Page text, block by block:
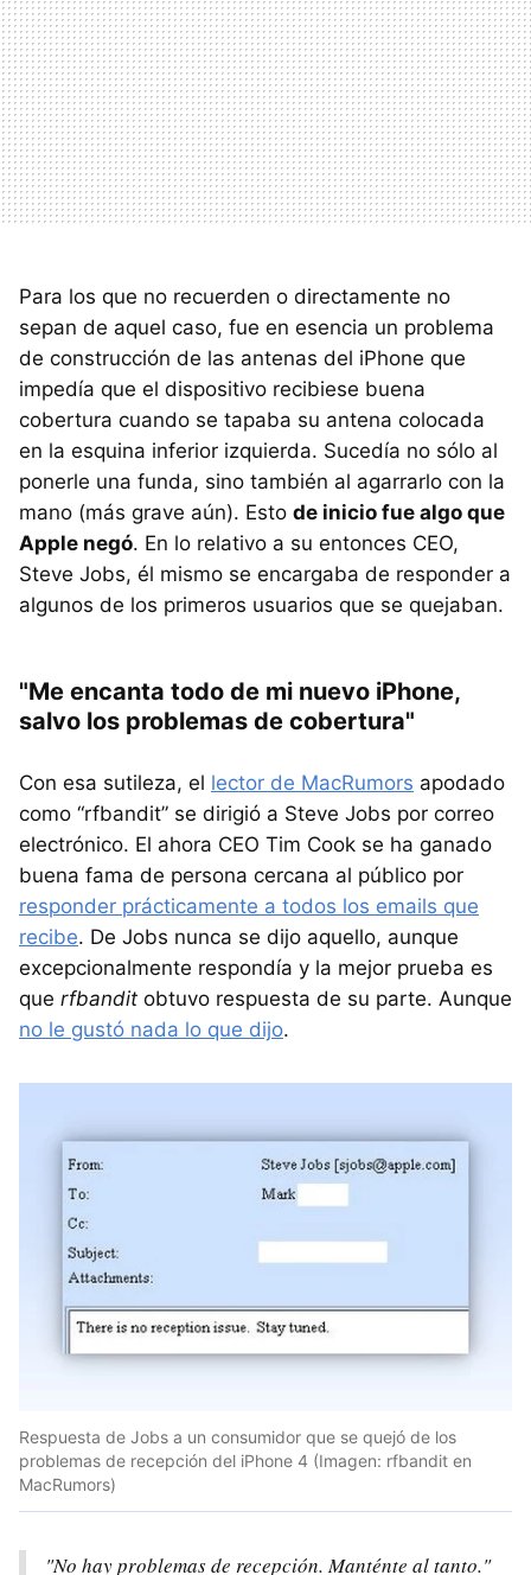
Para los que no recuerden o directamente no
sepan de aquel caso, fue en esencia un problema
de construcción de las antenas del iPhone que
impedía que el dispositivo recibiese buena
cobertura cuando se tapaba su antena colocada
en la esquina inferior izquierda. Sucedía no sólo al
ponerle una funda, sino también al agarrarlo con la
mano (más grave aún). Esto de inicio fue algo que
Apple negó. En lo relativo a su entonces CEO,
Steve Jobs, él mismo se encargaba de responder a
algunos de los primeros usuarios que se quejaban.
"Me encanta todo de mi nuevo iPhone,
salvo los problemas de cobertura"
Con esa sutileza, el lector de MacRumors apodado
como “rfbandit” se dirigió a Steve Jobs por correo
electrónico. El ahora CEO Tim Cook se ha ganado
buena fama de persona cercana al público por
responder prácticamente a todos los emails que
recibe. De Jobs nunca se dijo aquello, aunque
excepcionalmente respondía y la mejor prueba es
que rfbandit obtuvo respuesta de su parte. Aunque
no le gustó nada lo que dijo.
Respuesta de Jobs a un consumidor que se quejó de los
problemas de recepción del iPhone 4 (Imagen: rfbandit en
MacRumors)
"No hay problemas de recepción. Manténte al tanto."